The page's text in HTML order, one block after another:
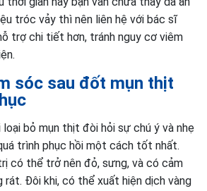
tróc vảy thì nên liên hệ với bác sĩ
trợ chi tiết hơn, tránh nguy cơ viêm
sóc sau đốt mụn thịt
loại bỏ mụn thịt đòi hỏi sự chú ý và nhẹ
trình phục hồi một cách tốt nhất.
có thể trở nên đỏ, sưng, và có cảm
rát. Đôi khi, có thể xuất hiện dịch vàng